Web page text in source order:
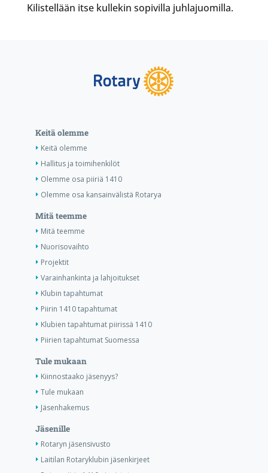
Kilistellään itse kullekin sopivilla juhlajuomilla.
Keitä olemme
Keitä olemme
Hallitus ja toimihenkilöt
Olemme osa piiriä 1410
Olemme osa kansainvälistä Rotarya
Mitä teemme
Mitä teemme
Nuorisovaihto
Projektit
Varainhankinta ja lahjoitukset
Klubin tapahtumat
Piirin 1410 tapahtumat
Klubien tapahtumat piirissä 1410
Piirien tapahtumat Suomessa
Tule mukaan
Kiinnostaako jäsenyys?
Tule mukaan
Jäsenhakemus
Jäsenille
Rotaryn jäsensivusto
Laitilan Rotaryklubin jäsenkirjeet